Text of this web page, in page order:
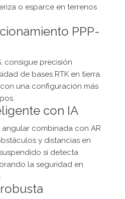
o esparce en terrenos
PPP-
consigue precisión
de bases RTK en tierra.
una configuración más
con IA
angular combinada con AR
y distancias en
si detecta
la seguridad en